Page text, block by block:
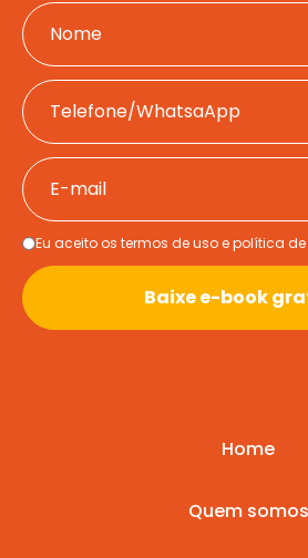
Eu aceito os termos de uso e política
Baixe e-book
Home
Quem somos